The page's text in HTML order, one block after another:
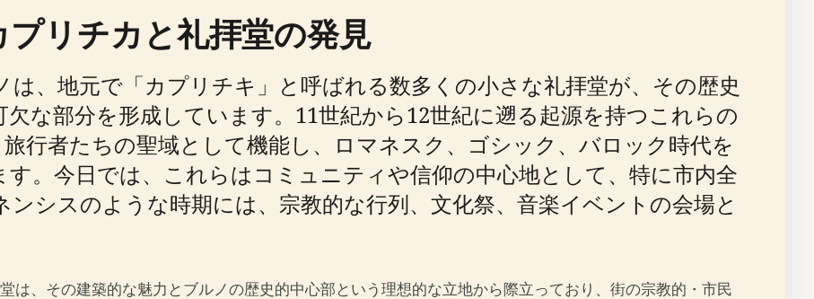
リチカと礼拝堂の発見
、地元で「カプリチキ」と呼ばれる数多くの小さな礼拝堂が、その歴史
な部分を形成しています。11世紀から12世紀に遡る起源を持つこれらの
行者たちの聖域として機能し、ロマネスク、ゴシック、バロック時代を
。今日では、これらはコミュニティや信仰の中心地として、特に市内全
シスのような時期には、宗教的な行列、文化祭、音楽イベントの会場と
は、その建築的な魅力とブルノの歴史的中心部という理想的な立地から際立っており、街の宗教的・市民